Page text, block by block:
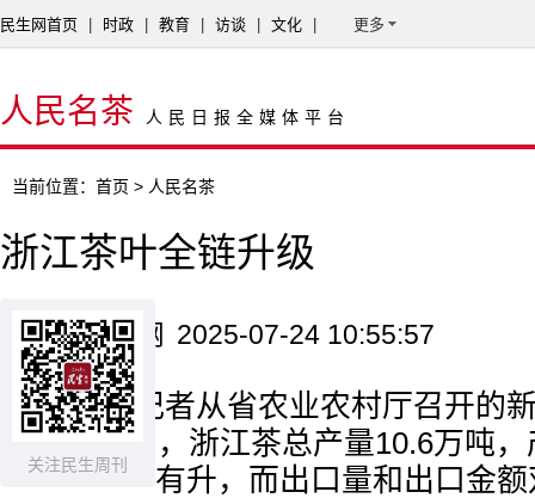
关注民生周刊
民生网首页 时政 教育 访谈 文化 更多
人民名茶 人民日报全媒体平台
当前位置： 首页 > 人民名茶
浙江茶叶全链升级
来源：新华网 2025-07-24 10:55:57
17日，记者从省农业农村厅召开的
悉，1至5月，浙江茶总产量10.6万吨
同比均稳中有升，而出口量和出口金